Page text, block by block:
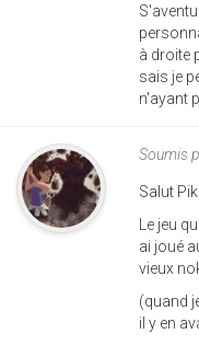
à droite
sais je
n'ayant
Soumis
Salut
Le jeu
ai joué
vieux
(quand
il y en